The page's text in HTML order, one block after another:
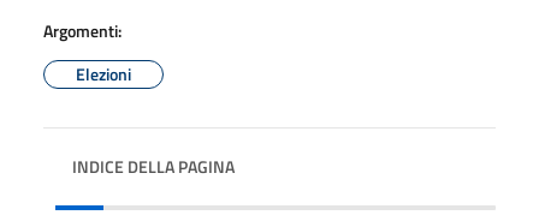
Argomenti:
Elezioni
INDICE DELLA PAGINA